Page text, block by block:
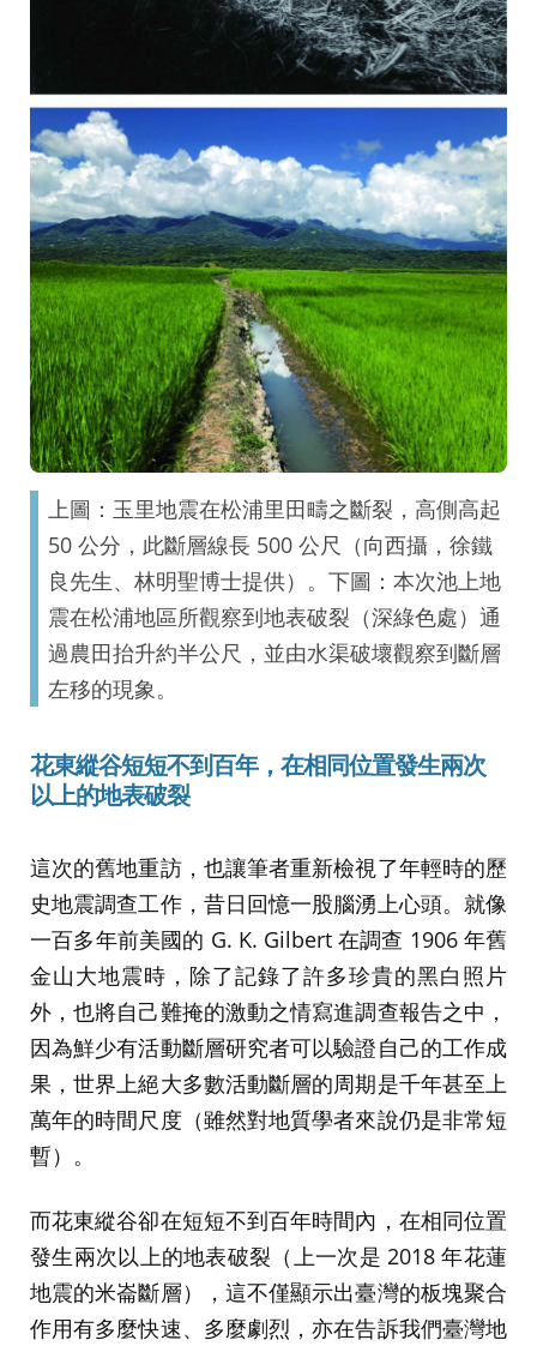
上圖：玉里地震在松浦里田疇之斷裂，高側高起
50 公分，此斷層線長 500 公尺（向西攝，徐鐵
良先生、林明聖博士提供）。下圖：本次池上地
震在松浦地區所觀察到地表破裂（深綠色處）通
過農田抬升約半公尺，並由水渠破壞觀察到斷層
左移的現象。
花東縱谷短短不到百年，在相同位置發生兩次
以上的地表破裂
這次的舊地重訪，也讓筆者重新檢視了年輕時的歷
史地震調查工作，昔日回憶一股腦湧上心頭。就像
一百多年前美國的 G. K. Gilbert 在調查 1906 年舊
金山大地震時，除了記錄了許多珍貴的黑白照片
外，也將自己難掩的激動之情寫進調查報告之中，
因為鮮少有活動斷層研究者可以驗證自己的工作成
果，世界上絕大多數活動斷層的周期是千年甚至上
萬年的時間尺度（雖然對地質學者來說仍是非常短
暫）。
而花東縱谷卻在短短不到百年時間內，在相同位置
發生兩次以上的地表破裂（上一次是 2018 年花蓮
地震的米崙斷層），這不僅顯示出臺灣的板塊聚合
作用有多麼快速、多麼劇烈，亦在告訴我們臺灣地